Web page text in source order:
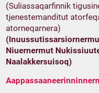
(Suliassaqarfinnik
tjenestemanditut
atorneqarnera)
Niuernermut
Naalakkersuisoq)